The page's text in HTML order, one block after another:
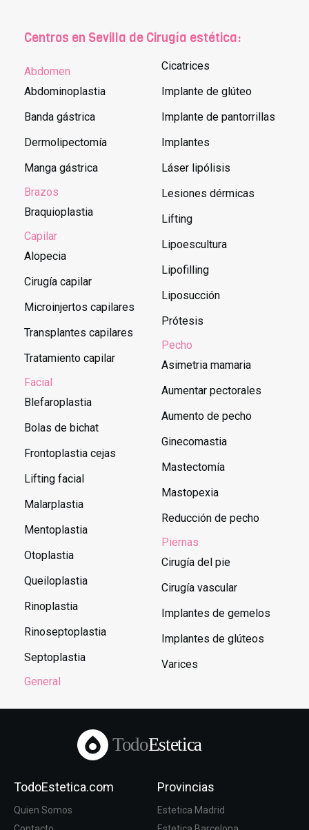
Centros en Sevilla de Cirugía estética:
Abdomen
Abdominoplastia
Banda gástrica
Dermolipectomía
Manga gástrica
Brazos
Braquioplastia
Capilar
Alopecia
Cirugía capilar
Microinjertos capilares
Transplantes capilares
Tratamiento capilar
Facial
Blefaroplastia
Bolas de bichat
Frontoplastia cejas
Lifting facial
Malarplastia
Mentoplastia
Otoplastia
Queiloplastia
Rinoplastia
Rinoseptoplastia
Septoplastia
General
Cicatrices
Implante de glúteo
Implante de pantorrillas
Implantes
Láser lipólisis
Lesiones dérmicas
Lifting
Lipoescultura
Lipofilling
Liposucción
Prótesis
Pecho
Asimetria mamaria
Aumentar pectorales
Aumento de pecho
Ginecomastia
Mastectomía
Mastopexia
Reducción de pecho
Piernas
Cirugía del pie
Cirugía vascular
Implantes de gemelos
Implantes de glúteos
Varices
TodoEstetica
TodoEstetica.com
Quien Somos
Provincias
Estetica Madrid